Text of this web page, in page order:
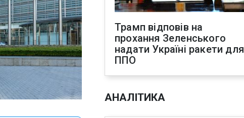
Трамп відповів на
прохання Зеленського
надати Україні ракети для
ППО
АНАЛІТИКА